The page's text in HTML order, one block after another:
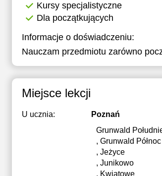
Kursy specjalistyczne
Dla początkujących
Informacje o doświadczeniu:
Nauczam przedmiotu zarówno
Miejsce lekcji
U ucznia:
Poznań
Grunwald
, Grunwald Północ
, Jeżyce
, Junikowo
, Kwiatowe